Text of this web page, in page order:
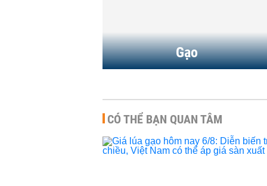
Gạo
CÓ THỂ BẠN QUAN TÂM